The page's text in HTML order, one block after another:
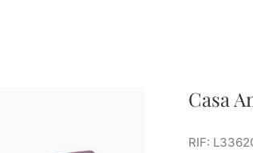
Casa
RIF: